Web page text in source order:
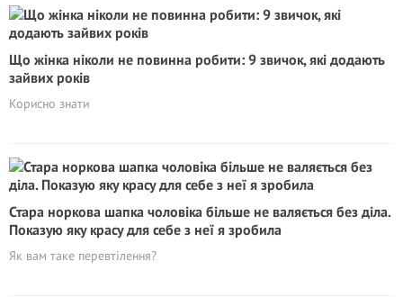
Що жінка ніколи не повинна робити: 9 звичок, які додають
зайвих років
Корисно знати
Стара норкова шапка чоловіка більше не валяється без діла.
Показую яку красу для себе з неї я зробила
Як вам таке перевтілення?